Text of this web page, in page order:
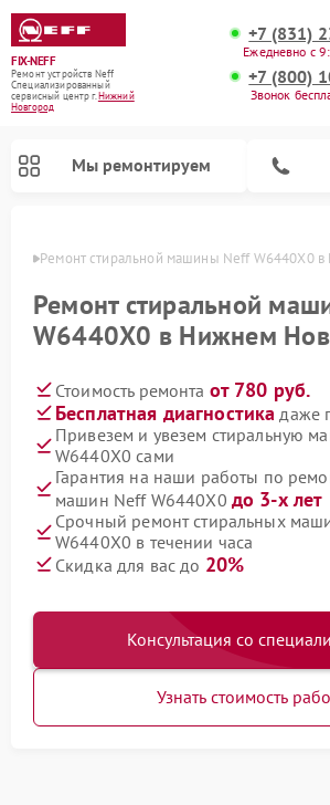
FIX-NEFF
Ремонт устройств Neff
Специализированный
cервисный центр г.Нижний
Новгород
+7 (831)
Ежедневно с
+7 (800)
Звонок
Мы ремонтируем
Ремонт стиральной машины Neff W6440X0
Ремонт стиральной
W6440X0 в Нижнем
Стоимость ремонта от 780 руб.
Бесплатная диагностика даже
Привезем и увезем стиральную
W6440X0 сами
Гарантия на наши работы по
машин Neff W6440X0 до 3-х лет
Срочный ремонт стиральных
W6440X0 в течении часа
Скидка для вас до 20%
Консультация со
Узнать стоимость